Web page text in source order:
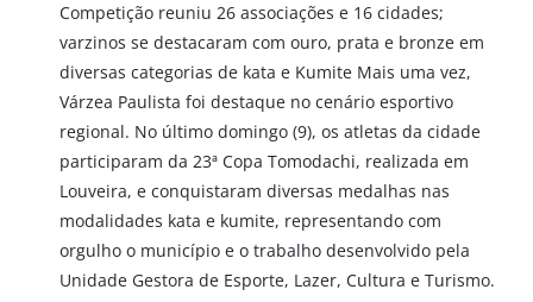
Competição reuniu 26 associações e 16 cidades;
varzinos se destacaram com ouro, prata e bronze em
diversas categorias de kata e Kumite Mais uma vez,
Várzea Paulista foi destaque no cenário esportivo
regional. No último domingo (9), os atletas da cidade
participaram da 23ª Copa Tomodachi, realizada em
Louveira, e conquistaram diversas medalhas nas
modalidades kata e kumite, representando com
orgulho o município e o trabalho desenvolvido pela
Unidade Gestora de Esporte, Lazer, Cultura e Turismo.